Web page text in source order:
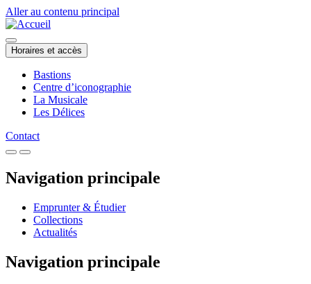
Aller au contenu principal
Horaires et accès
Bastions
Centre d’iconographie
La Musicale
Les Délices
Contact
Navigation principale
Emprunter & Étudier
Collections
Actualités
Navigation principale